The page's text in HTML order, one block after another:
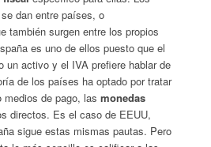
dan entre países, o
también surgen entre los propios
es uno de ellos puesto que el
un activo y el IVA prefiere hablar de
de los países ha optado por tratar
de pago, las monedas
directos. Es el caso de EEUU,
sigue estas mismas pautas. Pero